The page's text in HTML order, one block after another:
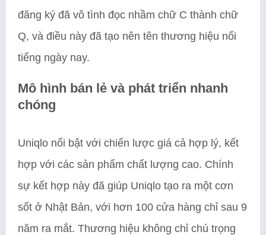
đăng ký đã vô tình đọc nhầm chữ C thành chữ
Q, và điều này đã tạo nên tên thương hiệu nổi
tiếng ngày nay.
Mô hình bán lẻ và phát triển nhanh
chóng
Uniqlo nổi bật với chiến lược giá cả hợp lý, kết
hợp với các sản phẩm chất lượng cao. Chính
sự kết hợp này đã giúp Uniqlo tạo ra một cơn
sốt ở Nhật Bản, với hơn 100 cửa hàng chỉ sau 9
năm ra mắt. Thương hiệu không chỉ chú trọng